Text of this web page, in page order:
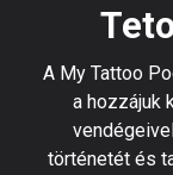
A My Tattoo
a hozzájuk
történetét és